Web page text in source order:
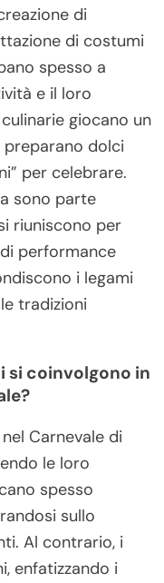
di
di costumi
spesso a
e il loro
giocano un
dolci
per celebrare.
sono parte
riuniscono per
performance
i legami
tradizioni
si coinvolgono in
Carnevale di
le loro
spesso
sullo
Al contrario, i
enfatizzando i